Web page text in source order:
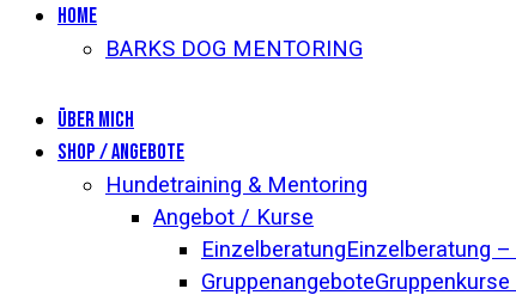
Home
BARKS DOG MENTORING
Über mich
Shop / Angebote
Hundetraining & Mentoring
Angebot / Kurse
EinzelberatungEinzelberatung
Gruppenangebote